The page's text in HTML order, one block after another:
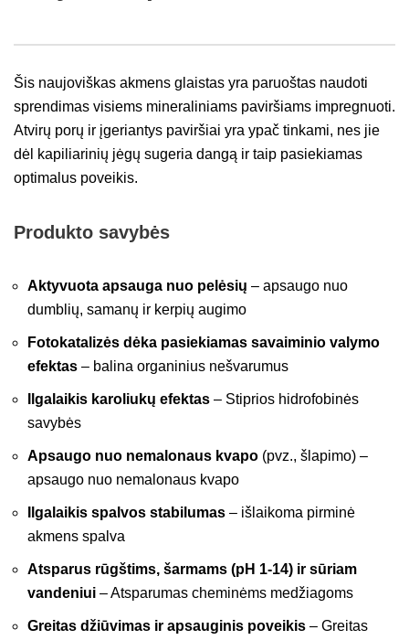
Šis naujoviškas akmens glaistas yra paruoštas naudoti
sprendimas visiems mineraliniams paviršiams impregnuoti.
Atvirų porų ir įgeriantys paviršiai yra ypač tinkami, nes jie
dėl kapiliarinių jėgų sugeria dangą ir taip pasiekiamas
optimalus poveikis.
Produkto savybės
Aktyvuota apsauga nuo pelėsių – apsaugo nuo
dumblių, samanų ir kerpių augimo
Fotokatalizės dėka pasiekiamas savaiminio valymo
efektas – balina organinius nešvarumus
Ilgalaikis karoliukų efektas – Stiprios hidrofobinės
savybės
Apsaugo nuo nemalonaus kvapo (pvz., šlapimo) –
apsaugo nuo nemalonaus kvapo
Ilgalaikis spalvos stabilumas – išlaikoma pirminė
akmens spalva
Atsparus rūgštims, šarmams (pH 1-14) ir sūriam
vandeniui – Atsparumas cheminėms medžiagoms
Greitas džiūvimas ir apsauginis poveikis – Greitas